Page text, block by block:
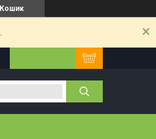
Кошик